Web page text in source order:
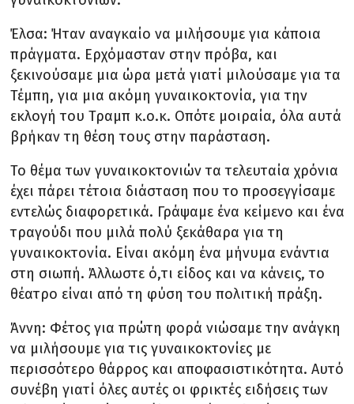
Έλσα: Ήταν αναγκαίο να μιλήσουμε για κάποια
πράγματα. Ερχόμασταν στην πρόβα, και
ξεκινούσαμε μια ώρα μετά γιατί μιλούσαμε για τα
Τέμπη, για μια ακόμη γυναικοκτονία, για την
εκλογή του Τραμπ κ.ο.κ. Οπότε μοιραία, όλα αυτά
βρήκαν τη θέση τους στην παράσταση.
Το θέμα των γυναικοκτονιών τα τελευταία χρόνια
έχει πάρει τέτοια διάσταση που το προσεγγίσαμε
εντελώς διαφορετικά. Γράψαμε ένα κείμενο και ένα
τραγούδι που μιλά πολύ ξεκάθαρα για τη
γυναικοκτονία. Είναι ακόμη ένα μήνυμα ενάντια
στη σιωπή. Άλλωστε ό,τι είδος και να κάνεις, το
θέατρο είναι από τη φύση του πολιτική πράξη.
Άννη: Φέτος για πρώτη φορά νιώσαμε την ανάγκη
να μιλήσουμε για τις γυναικοκτονίες με
περισσότερο θάρρος και αποφασιστικότητα. Αυτό
συνέβη γιατί όλες αυτές οι φρικτές ειδήσεις των